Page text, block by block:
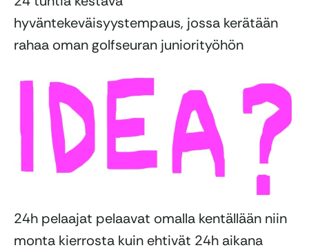
hyväntekeväisyystempaus, jossa kerätään
rahaa oman golfseuran juniorityöhön
24h pelaajat pelaavat omalla kentällään niin
monta kierrosta kuin ehtivät 24h aikana